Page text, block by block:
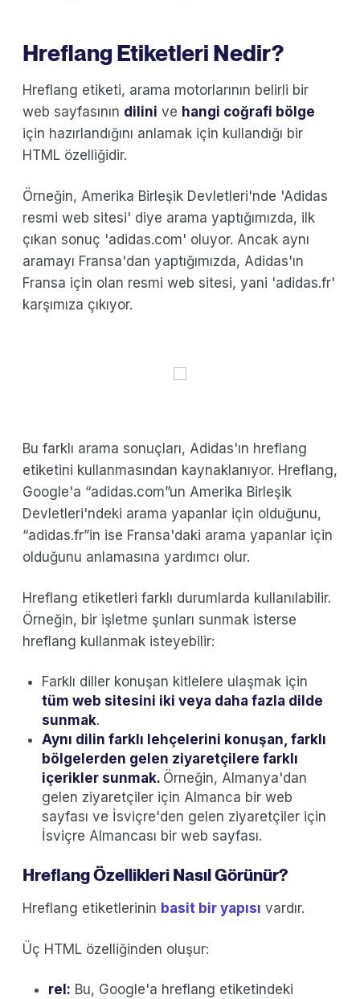
Hreflang Etiketleri Nedir?
Hreflang etiketi, arama motorlarının belirli bir
web sayfasının dilini ve hangi coğrafi bölge
için hazırlandığını anlamak için kullandığı bir
HTML özelliğidir.
Örneğin, Amerika Birleşik Devletleri'nde 'Adidas
resmi web sitesi' diye arama yaptığımızda, ilk
çıkan sonuç 'adidas.com' oluyor. Ancak aynı
aramayı Fransa'dan yaptığımızda, Adidas'ın
Fransa için olan resmi web sitesi, yani 'adidas.fr'
karşımıza çıkıyor.
Bu farklı arama sonuçları, Adidas'ın hreflang
etiketini kullanmasından kaynaklanıyor. Hreflang,
Google'a “adidas.com”un Amerika Birleşik
Devletleri'ndeki arama yapanlar için olduğunu,
“adidas.fr”in ise Fransa'daki arama yapanlar için
olduğunu anlamasına yardımcı olur.
Hreflang etiketleri farklı durumlarda kullanılabilir.
Örneğin, bir işletme şunları sunmak isterse
hreflang kullanmak isteyebilir:
Farklı diller konuşan kitlelere ulaşmak için
tüm web sitesini iki veya daha fazla dilde
sunmak.
Aynı dilin farklı lehçelerini konuşan, farklı
bölgelerden gelen ziyaretçilere farklı
içerikler sunmak. Örneğin, Almanya'dan
gelen ziyaretçiler için Almanca bir web
sayfası ve İsviçre'den gelen ziyaretçiler için
İsviçre Almancası bir web sayfası.
Hreflang Özellikleri Nasıl Görünür?
Hreflang etiketlerinin basit bir yapısı vardır.
Üç HTML özelliğinden oluşur:
rel: Bu, Google'a hreflang etiketindeki